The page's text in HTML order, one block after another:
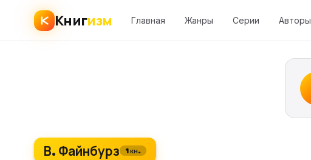
Книгизм Главная Жанры Серии Авторы
В. Файнбурз 1 кн.